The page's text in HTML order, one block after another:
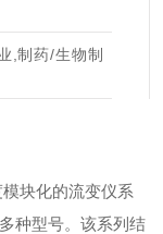
,制药/生物制
块化的流变仪系
种型号。该系列结